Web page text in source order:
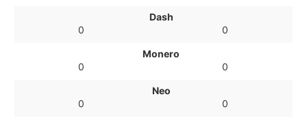
Dash
0
0
Monero
0
0
Neo
0
0